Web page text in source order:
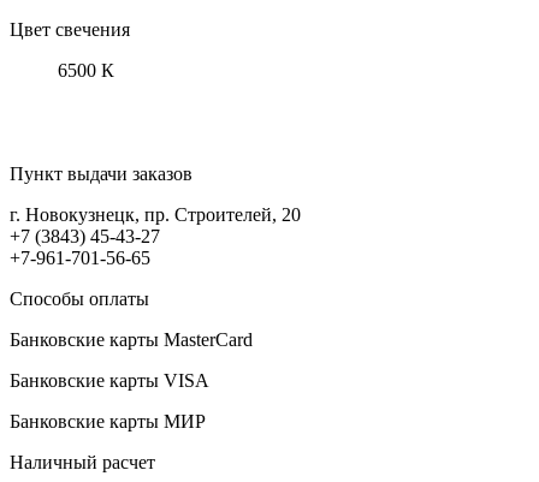
Цвет свечения
6500 К
Пункт выдачи заказов
г. Новокузнецк, пр. Строителей, 20
+7 (3843) 45-43-27
+7-961-701-56-65
Способы оплаты
Банковские карты MasterCard
Банковские карты VISA
Банковские карты МИР
Наличный расчет